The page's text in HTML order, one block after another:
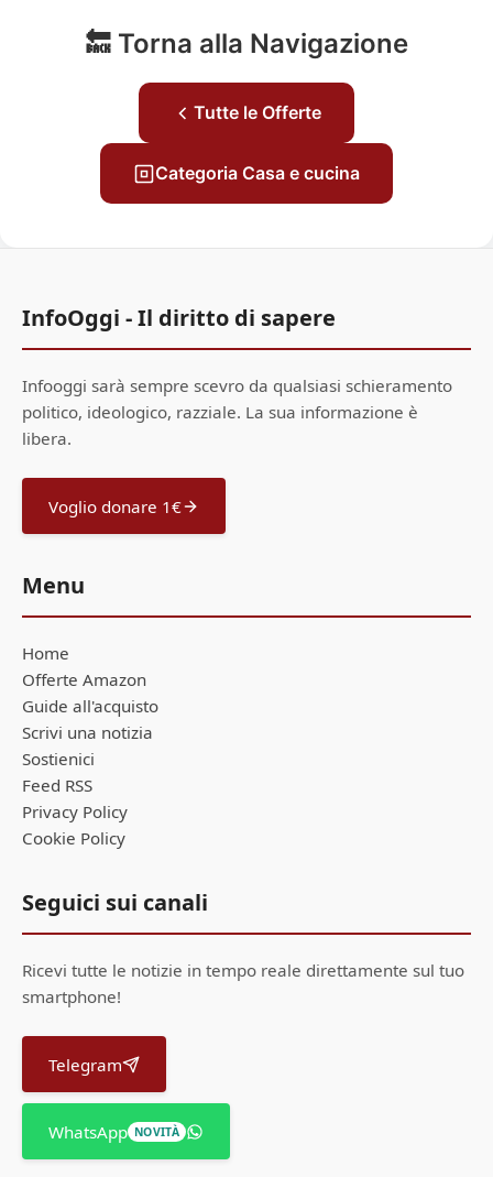
🔙 Torna alla Navigazione
Tutte le Offerte
Categoria Casa e cucina
InfoOggi - Il diritto di sapere
Infooggi sarà sempre scevro da qualsiasi schieramento
politico, ideologico, razziale. La sua informazione è
libera.
Voglio donare 1€
Menu
Home
Offerte Amazon
Guide all'acquisto
Scrivi una notizia
Sostienici
Feed RSS
Privacy Policy
Cookie Policy
Seguici sui canali
Ricevi tutte le notizie in tempo reale direttamente sul tuo
smartphone!
Telegram
WhatsApp NOVITÀ